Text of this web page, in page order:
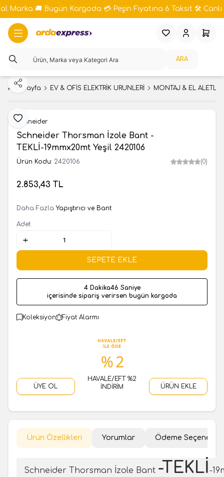
Marka 🚚 Bugün Kargoda 💳 Peşin Fiyatına 6 Taksit 🛠️ Canlı
ARA
FavorilerimHesabım
Ana Sayfa EV & OFİS ELEKTRİK ÜRÜNLERİ MONTAJ & EL
Favoriye Ekle
Paylaş
Schneider
Schneider Thorsman İzole Bant -
TEKLİ-19mmx20mt Yeşil 2420106
Ürün Kodu: 2420106 (0)
2.853,43 TL
Daha FazlaYapıştırıcı ve Bant
Adet
SEPETE EKLE
4 Dakika46 Saniye
içerisinde sipariş verirsen bugün kargoda
Koleksiyon Fiyat Alarmı
ÜYE OL
HAVALE/EFT %2
İNDİRİM
ÜRÜN EKLE
Ürün Özellikleri Yorumlar Ödeme
Schneider Thorsman İzole Bant -TEKLİ -